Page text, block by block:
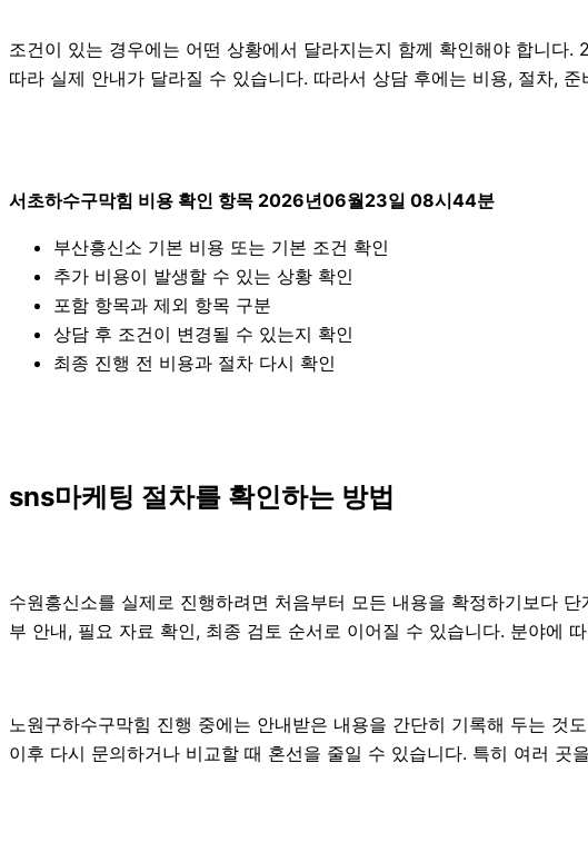
조건이 있는 경우에는 어떤 상황에서 달라지는지 함께 확인해야 합니
따라 실제 안내가 달라질 수 있습니다. 따라서 상담 후에는 비용, 절차,
서초하수구막힘 비용 확인 항목 2026년06월23일 08시44분
부산흥신소 기본 비용 또는 기본 조건 확인
추가 비용이 발생할 수 있는 상황 확인
포함 항목과 제외 항목 구분
상담 후 조건이 변경될 수 있는지 확인
최종 진행 전 비용과 절차 다시 확인
sns마케팅 절차를 확인하는 방법
수원흥신소를 실제로 진행하려면 처음부터 모든 내용을 확정하기보다
부 안내, 필요 자료 확인, 최종 검토 순서로 이어질 수 있습니다. 분야에
노원구하수구막힘 진행 중에는 안내받은 내용을 간단히 기록해 두는
이후 다시 문의하거나 비교할 때 혼선을 줄일 수 있습니다. 특히 여러